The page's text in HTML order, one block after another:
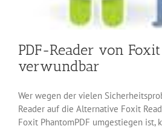
PDF-Reader von
verwundbar
Wer wegen der vielen
Reader auf die Alternative Foxit
Foxit PhantomPDF umgestiegen ist,